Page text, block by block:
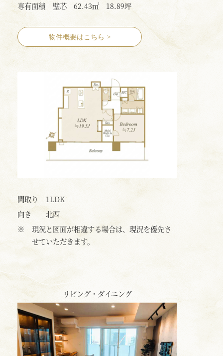
専有面積
壁芯 62.43㎡ 18.89坪
物件概要はこちら >
間取り
1LDK
向き
北西
※
現況と図面が相違する場合は、現況を優先さ
せていただきます。
リビング・ダイニング